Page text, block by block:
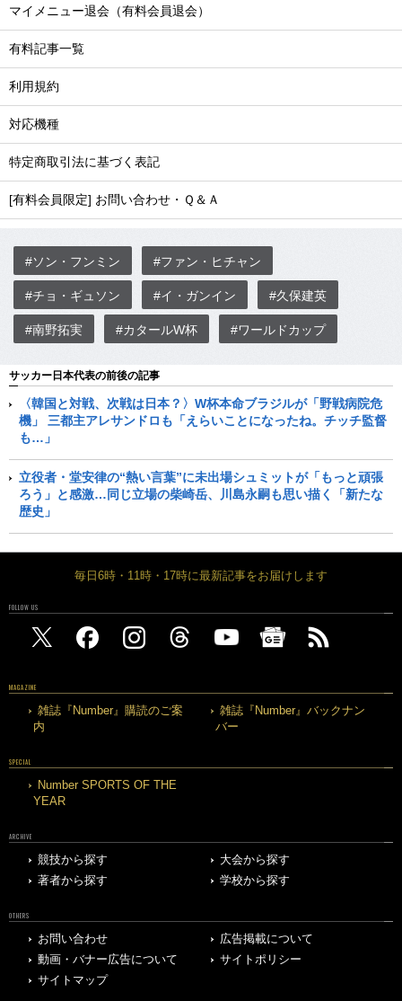
マイメニュー退会（有料会員退会）
有料記事一覧
利用規約
対応機種
特定商取引法に基づく表記
[有料会員限定] お問い合わせ・Ｑ＆Ａ
#ソン・フンミン #ファン・ヒチャン
#チョ・ギュソン #イ・ガンイン #久保建英
#南野拓実 #カタールW杯 #ワールドカップ
サッカー日本代表の前後の記事
〈韓国と対戦、次戦は日本？〉W杯本命ブラジルが「野戦病院危
機」 三都主アレサンドロも「えらいことになったね。チッチ監督
も…」
立役者・堂安律の“熱い言葉”に未出場シュミットが「もっと頑張
ろう」と感激…同じ立場の柴崎岳、川島永嗣も思い描く「新たな
歴史」
毎日6時・11時・17時に最新記事をお届けします
FOLLOW US
MAGAZINE
雑誌『Number』購読のご案
内
雑誌『Number』バックナン
バー
SPECIAL
Number SPORTS OF THE
YEAR
ARCHIVE
競技から探す
大会から探す
著者から探す
学校から探す
OTHERS
お問い合わせ
広告掲載について
動画・バナー広告について
サイトポリシー
サイトマップ